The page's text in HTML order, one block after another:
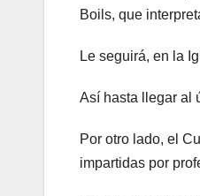
Boils, que
Le seguirá, en la
Así hasta llegar al
Por otro lado, el
impartidas por